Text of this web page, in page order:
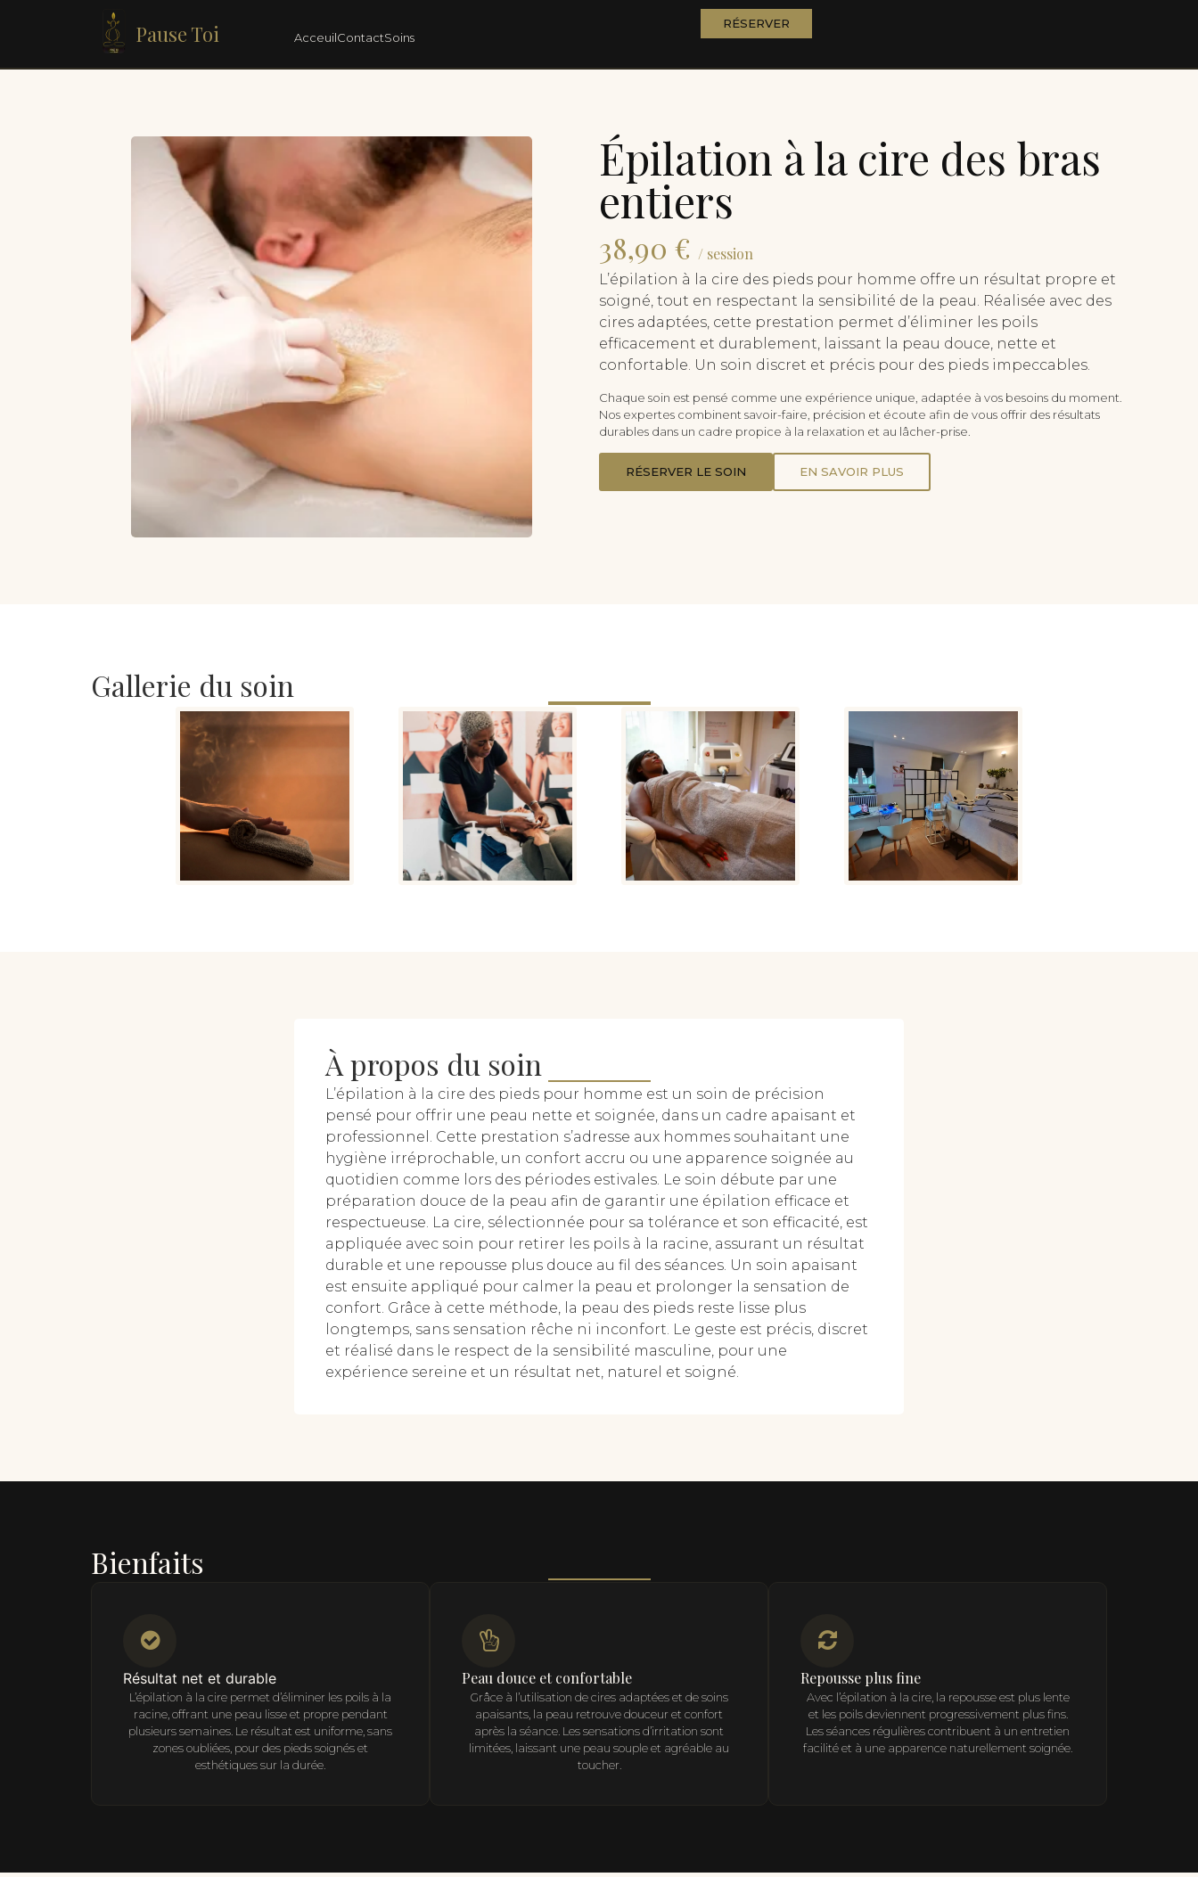
Pause Toi AcceuilContactSoins
RÉSERVER
Épilation à la cire des bras
entiers
38,90 € / session
L’épilation à la cire des pieds pour homme offre un résultat propre et
soigné, tout en respectant la sensibilité de la peau. Réalisée avec des
cires adaptées, cette prestation permet d’éliminer les poils
efficacement et durablement, laissant la peau douce, nette et
confortable. Un soin discret et précis pour des pieds impeccables.
Chaque soin est pensé comme une expérience unique, adaptée à vos besoins du moment.
Nos expertes combinent savoir-faire, précision et écoute afin de vous offrir des résultats
durables dans un cadre propice à la relaxation et au lâcher-prise.
RÉSERVER LE SOIN EN SAVOIR PLUS
Gallerie du soin
À propos du soin
L’épilation à la cire des pieds pour homme est un soin de précision
pensé pour offrir une peau nette et soignée, dans un cadre apaisant et
professionnel. Cette prestation s’adresse aux hommes souhaitant une
hygiène irréprochable, un confort accru ou une apparence soignée au
quotidien comme lors des périodes estivales. Le soin débute par une
préparation douce de la peau afin de garantir une épilation efficace et
respectueuse. La cire, sélectionnée pour sa tolérance et son efficacité, est
appliquée avec soin pour retirer les poils à la racine, assurant un résultat
durable et une repousse plus douce au fil des séances. Un soin apaisant
est ensuite appliqué pour calmer la peau et prolonger la sensation de
confort. Grâce à cette méthode, la peau des pieds reste lisse plus
longtemps, sans sensation rêche ni inconfort. Le geste est précis, discret
et réalisé dans le respect de la sensibilité masculine, pour une
expérience sereine et un résultat net, naturel et soigné.
Bienfaits
Résultat net et durable
L’épilation à la cire permet d’éliminer les poils à la
racine, offrant une peau lisse et propre pendant
plusieurs semaines. Le résultat est uniforme, sans
zones oubliées, pour des pieds soignés et
esthétiques sur la durée.
Peau douce et confortable
Grâce à l’utilisation de cires adaptées et de soins
apaisants, la peau retrouve douceur et confort
après la séance. Les sensations d’irritation sont
limitées, laissant une peau souple et agréable au
toucher.
Repousse plus fine
Avec l’épilation à la cire, la repousse est plus lente
et les poils deviennent progressivement plus fins.
Les séances régulières contribuent à un entretien
facilité et à une apparence naturellement soignée.